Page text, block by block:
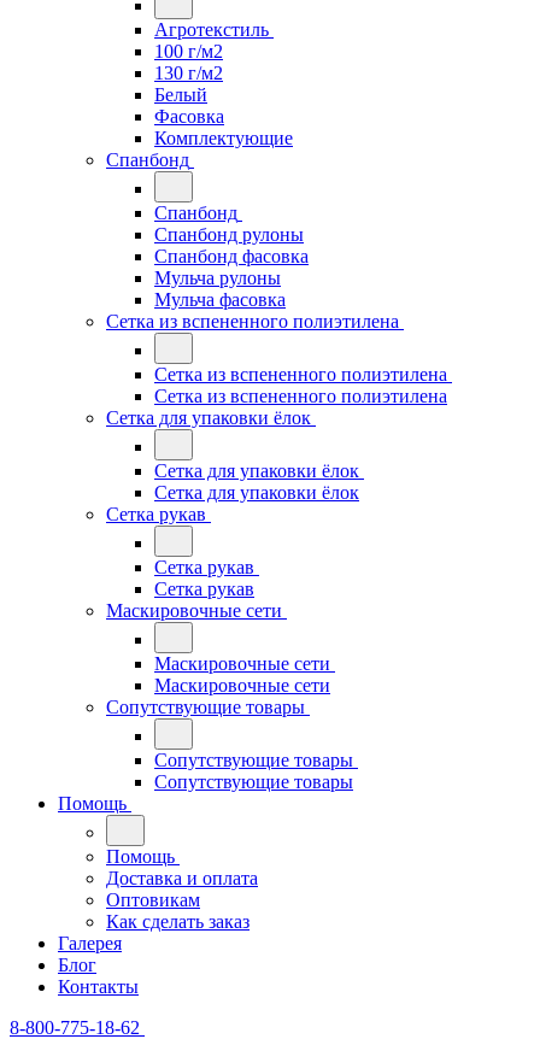
Агротекстиль
100 г/м2
130 г/м2
Белый
Фасовка
Комплектующие
Спанбонд
Спанбонд
Спанбонд рулоны
Спанбонд фасовка
Мульча рулоны
Мульча фасовка
Сетка из вспененного полиэтилена
Сетка из вспененного полиэтилена
Сетка из вспененного полиэтилена
Сетка для упаковки ёлок
Сетка для упаковки ёлок
Сетка для упаковки ёлок
Сетка рукав
Сетка рукав
Сетка рукав
Маскировочные сети
Маскировочные сети
Маскировочные сети
Сопутствующие товары
Сопутствующие товары
Сопутствующие товары
Помощь
Помощь
Доставка и оплата
Оптовикам
Как сделать заказ
Галерея
Блог
Контакты
8-800-775-18-62